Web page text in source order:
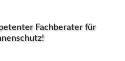
Fachberater für